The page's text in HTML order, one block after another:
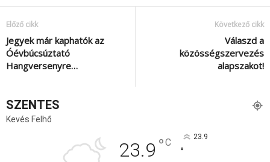
Előző cikk
Jegyek már kaphatók az
Óévbúcsúztató
Hangversenyre…
Következő cikk
Válaszd a
közösségszervezés
alapszakot!
SZENTES
Kevés Felhő
23.9 °C 23.9
°